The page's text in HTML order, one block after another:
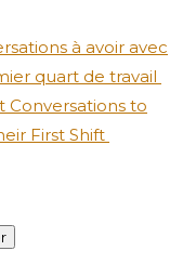
à avoir avec
quart de travail
Conversations to
First Shift